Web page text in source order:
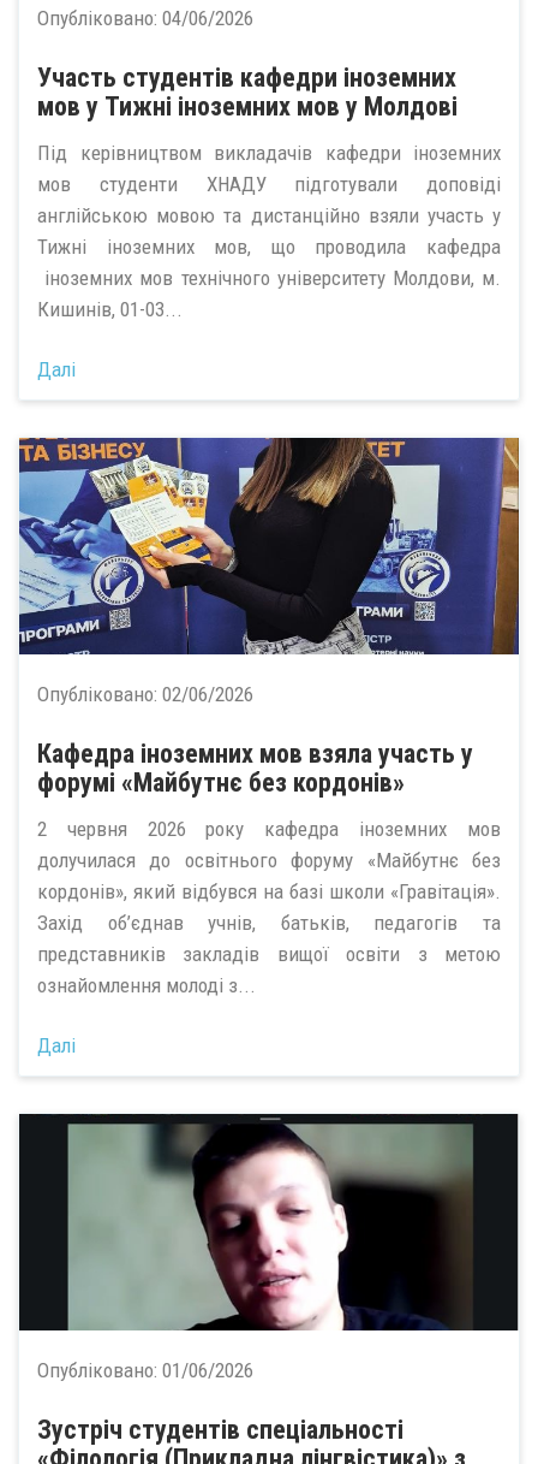
Опубліковано: 04/06/2026
Участь студентів кафедри іноземних
мов у Тижні іноземних мов у Молдові
Під керівництвом викладачів кафедри іноземних
мов студенти ХНАДУ підготували доповіді
англійською мовою та дистанційно взяли участь у
Тижні іноземних мов, що проводила кафедра
іноземних мов технічного університету Молдови, м.
Кишинів, 01-03...
Далі
Опубліковано: 02/06/2026
Кафедра іноземних мов взяла участь у
форумі «Майбутнє без кордонів»
2 червня 2026 року кафедра іноземних мов
долучилася до освітнього форуму «Майбутнє без
кордонів», який відбувся на базі школи «Гравітація».
Захід об’єднав учнів, батьків, педагогів та
представників закладів вищої освіти з метою
ознайомлення молоді з...
Далі
Опубліковано: 01/06/2026
Зустріч студентів спеціальності